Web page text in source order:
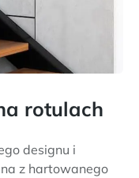
rotulach
designu i
z hartowanego